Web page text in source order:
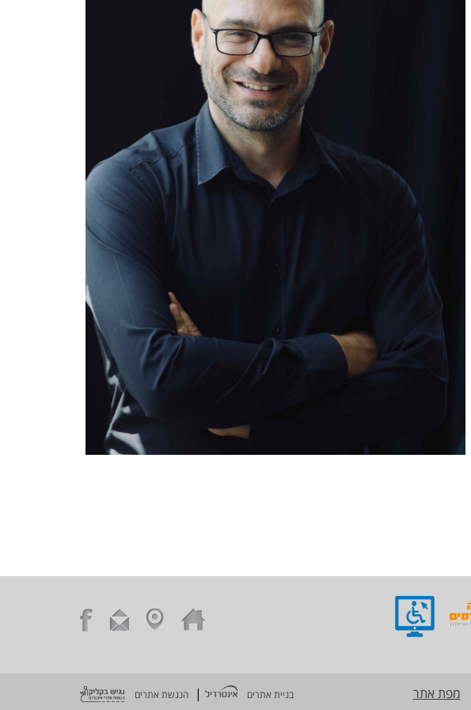
מפת אתר בניית אתרים |הנגשת אתרים